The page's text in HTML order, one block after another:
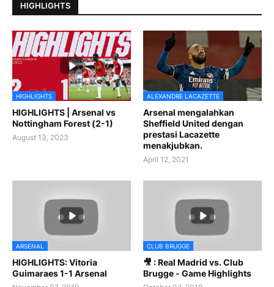
HIGHLIGHTS
HIGHLIGHTS
HIGHLIGHTS | Arsenal vs
Nottingham Forest (2-1)
August 13, 2023
ALEXANDRE LACAZETTE
Arsenal mengalahkan
Sheffield United dengan
prestasi Lacazette
menakjubkan.
April 12, 2021
ARSENAL
HIGHLIGHTS: Vitoria
Guimaraes 1-1 Arsenal
CLUB BRUGGE
🎥 : Real Madrid vs. Club
Brugge - Game Highlights